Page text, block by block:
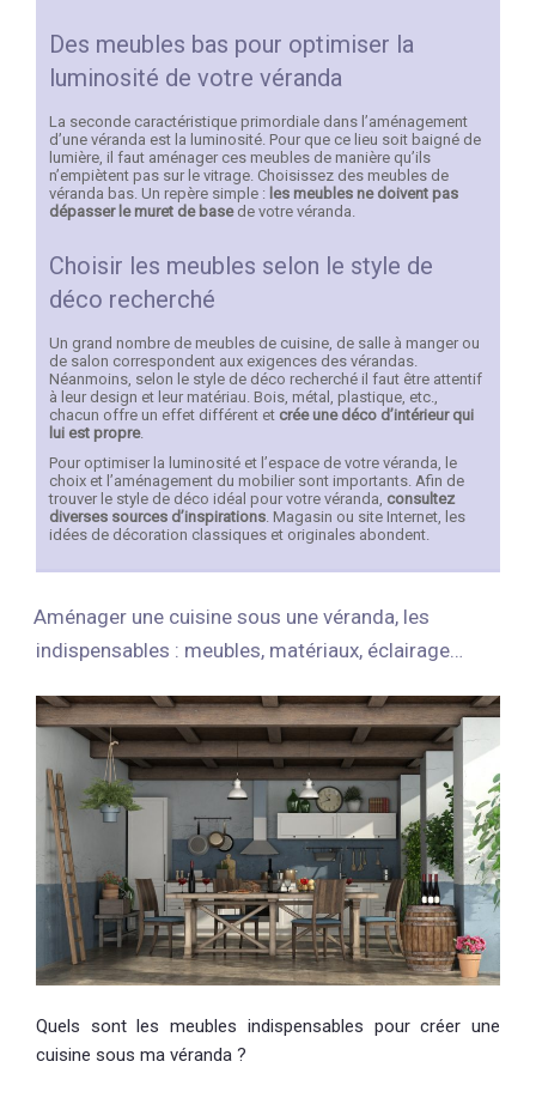
Des meubles bas pour optimiser la
luminosité de votre véranda
La seconde caractéristique primordiale dans l’aménagement
d’une véranda est la luminosité. Pour que ce lieu soit baigné de
lumière, il faut aménager ces meubles de manière qu’ils
n’empiètent pas sur le vitrage. Choisissez des meubles de
véranda bas. Un repère simple : les meubles ne doivent pas
dépasser le muret de basede votre véranda.
Choisir les meubles selon le style de
déco recherché
Un grand nombre de meubles de cuisine, de salle à manger ou
de salon correspondent aux exigences des vérandas.
Néanmoins, selon le style de déco recherché il faut être attentif
à leur design et leur matériau. Bois, métal, plastique, etc.,
chacun offre un effet différent et crée une déco d’intérieur qui
lui est propre.
Pour optimiser la luminosité et l’espace de votre véranda, le
choix et l’aménagement du mobilier sont importants. Afin de
trouver le style de déco idéal pour votre véranda, consultez
diverses sources d’inspirations. Magasin ou site Internet, les
idées de décoration classiques et originales abondent.
Aménager une cuisine sous une véranda, les
indispensables : meubles, matériaux, éclairage…
Quels sont les meubles indispensables pour créer une
cuisine sous ma véranda ?